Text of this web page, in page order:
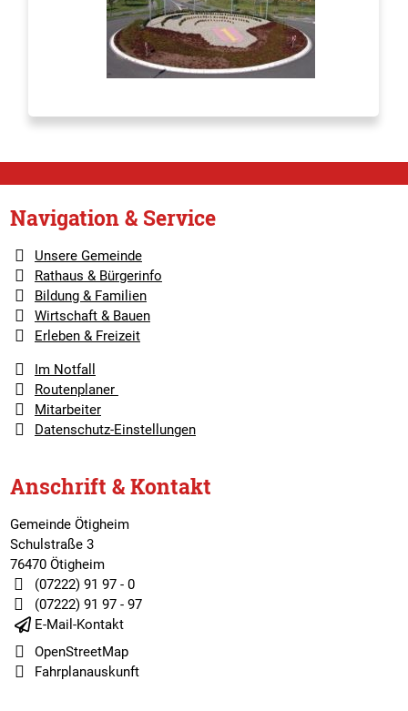
Navigation & Service
Unsere Gemeinde
Rathaus & Bürgerinfo
Bildung & Familien
Wirtschaft & Bauen
Erleben & Freizeit
Im Notfall
Routenplaner
Mitarbeiter
Datenschutz-Einstellungen
Anschrift & Kontakt
Gemeinde Ötigheim
Schulstraße 3
76470 Ötigheim
(07222) 91 97 - 0
(07222) 91 97 - 97
E-Mail-Kontakt
OpenStreetMap
Fahrplanauskunft